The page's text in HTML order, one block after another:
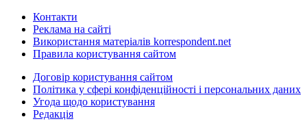
Контакти
Реклама на сайті
Використання матеріалів korrespondent.net
Правила користування сайтом
Договір користування сайтом
Політика у сфері конфіденційності і персональних даних
Угода щодо користування
Редакція